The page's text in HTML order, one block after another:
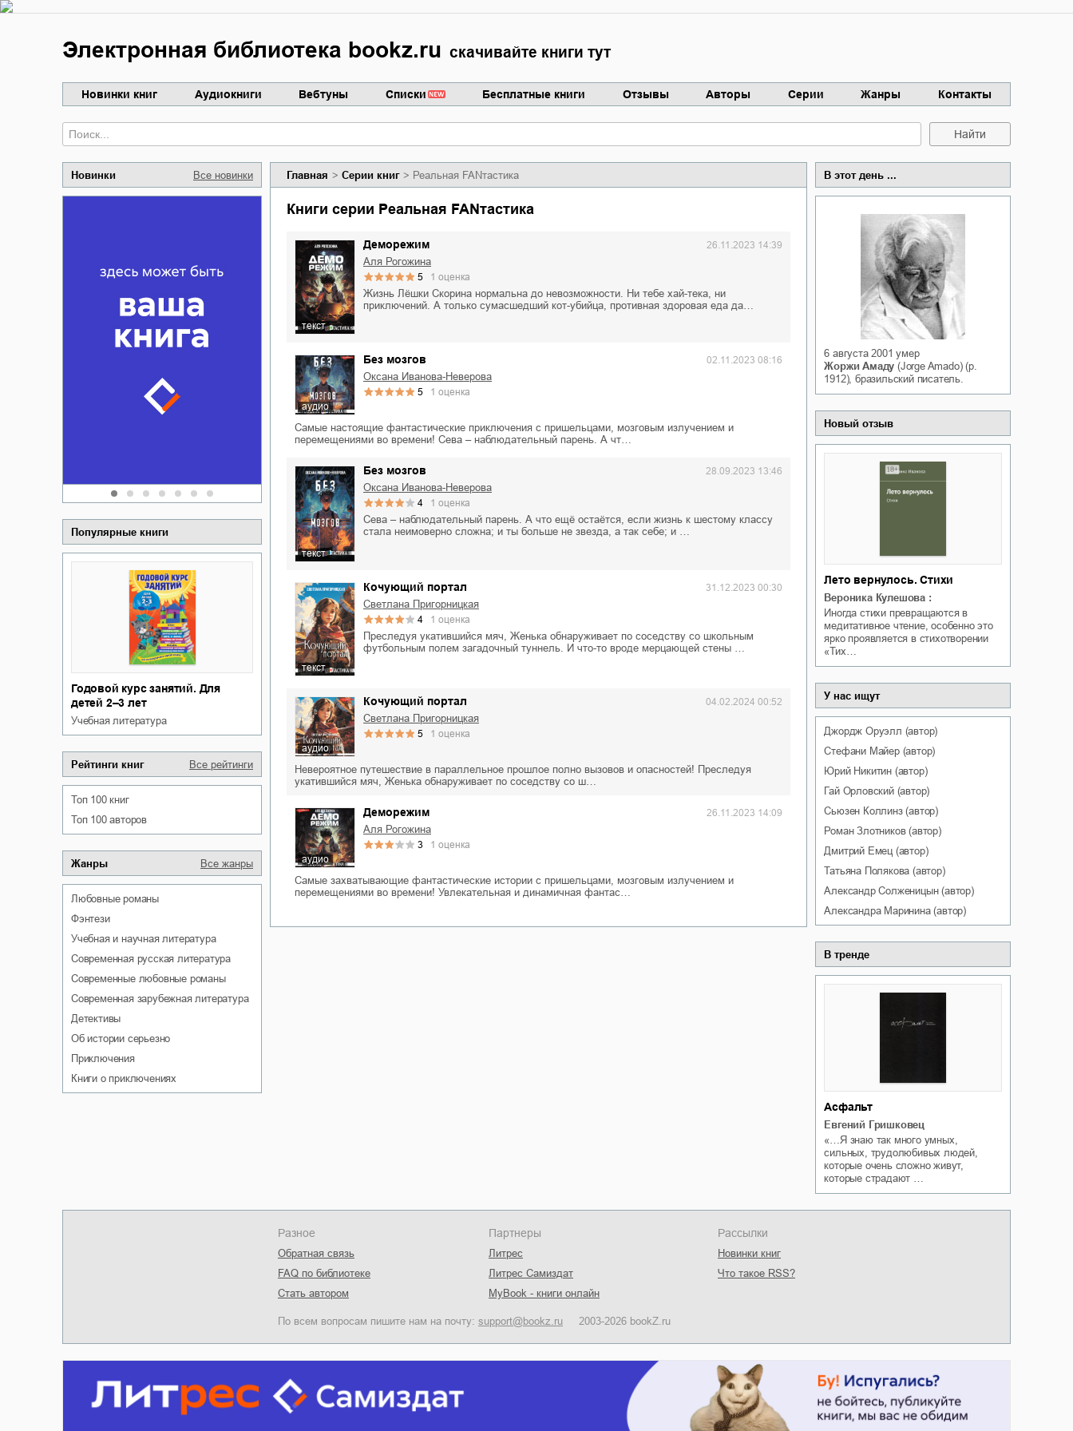
Электронная библиотека bookz.ru скачивайте книги тут
Новинки книг Аудиокниги Вебтуны Списки Бесплатные книги Отзывы Авторы Серии Жанры Контакты
Найти
Новинки Все новинки
Забытая земля Новоросии:
о судьбе Кировоградской
области
Сергей Николаевич Сидоренко
о судьбе Кировоградской
Белая ворона на факультете
Теней
Популярные книги
Годовой курс занятий. Для
детей 2–3 лет
учебная литература
Рейтинги книг Все рейтинги
Топ 100 книг
Топ 100 авторов
Жанры Все жанры
любовные романы
фэнтези
учебная и научная литература
современная русская литература
современные любовные романы
современная зарубежная литература
детективы
об истории серьезно
приключения
книги о приключениях
Главная Серии книг Реальная FANтастика
Книги серии Реальная FANтастика
текст
Деморежим 26.11.2023 14:39
Аля Рогожина
5 1 оценка
Жизнь Лёшки Скорина нормальна до невозможности. Ни тебе хай-тека, ни
приключений. А только сумасшедший кот-убийца, противная здоровая еда да…
аудио
Без мозгов 02.11.2023 08:16
Оксана Иванова-Неверова
5 1 оценка
Самые настоящие фантастические приключения с пришельцами, мозговым излучением и
перемещениями во времени! Сева – наблюдательный парень. А чт…
текст
Без мозгов 28.09.2023 13:46
Оксана Иванова-Неверова
4 1 оценка
Сева – наблюдательный парень. А что ещё остаётся, если жизнь к шестому классу
стала неимоверно сложна; и ты больше не звезда, а так себе; и …
текст
Кочующий портал 31.12.2023 00:30
Светлана Пригорницкая
4 1 оценка
Преследуя укатившийся мяч, Женька обнаруживает по соседству со школьным
футбольным полем загадочный туннель. И что-то вроде мерцающей стены …
аудио
Кочующий портал 04.02.2024 00:52
Светлана Пригорницкая
5 1 оценка
Невероятное путешествие в параллельное прошлое полно вызовов и опасностей! Преследуя
укатившийся мяч, Женька обнаруживает по соседству со ш…
аудио
Деморежим 26.11.2023 14:09
Аля Рогожина
3 1 оценка
Самые захватывающие фантастические истории с пришельцами, мозговым излучением и
перемещениями во времени! Увлекательная и динамичная фантас…
В этот день ...
6 августа 2001 умер
Жоржи Амаду (Jorge Amado) (р.
1912), бразильский писатель.
Новый отзыв
Лето вернулось. Стихи
Вероника Кулешова :
Иногда стихи превращаются в
медитативное чтение, особенно это
ярко проявляется в стихотворении
«Тих…
У нас ищут
Джордж Оруэлл (автор)
Стефани Майер(автор)
Юрий Никитин(автор)
Гай Орловский(автор)
Сьюзен Коллинз(автор)
Роман Злотников(автор)
Дмитрий Емец(автор)
Татьяна Полякова (автор)
Александр Солженицын(автор)
Александра Маринина(автор)
В тренде
Асфальт
Евгений Гришковец
«…Я знаю так много умных,
сильных, трудолюбивых людей,
которые очень сложно живут,
которые страдают …
Разное
Обратная связь
FAQ по библиотеке
Стать автором
Партнеры
Литрес
Литрес Самиздат
MyBook - книги онлайн
Рассылки
Новинки книг
Что такое RSS?
По всем вопросам пишите нам на почту: support@bookz.ru 2003-2026 bookZ.ru